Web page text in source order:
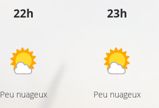
22h
Peu nuageux
23h
Peu nuageux